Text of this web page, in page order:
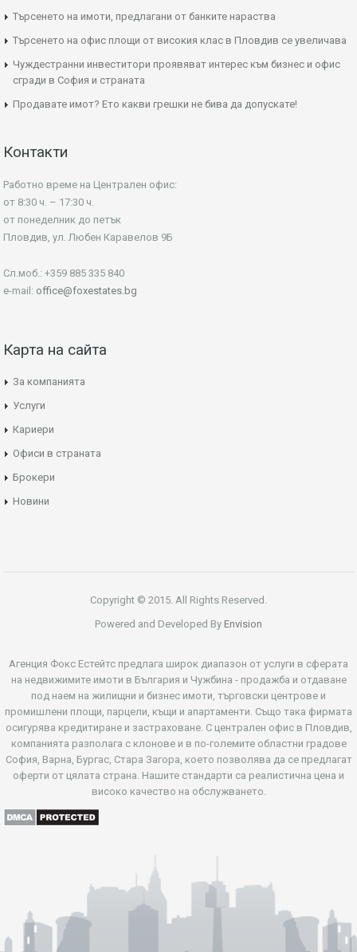
Търсенето на имоти, предлагани от банките нараства
Търсенето на офис площи от високия клас в Пловдив се увеличава
Чуждестранни инвеститори проявяват интерес към бизнес и офис
сгради в София и страната
Продавате имот? Ето какви грешки не бива да допускате!
Контакти
Работно време на Централен офис:
от 8:30 ч. – 17:30 ч.
от понеделник до петък
Пловдив, ул. Любен Каравелов 9Б
Сл.моб.: +359 885 335 840
e-mail: office@foxestates.bg
Карта на сайта
За компанията
Услуги
Кариери
Офиси в страната
Брокери
Новини
Copyright © 2015. All Rights Reserved.
Powered and Developed By Envision
Агенция Фокс Естейтс предлага широк диапазон от услуги в сферата
на недвижимите имоти в България и Чужбина - продажба и отдаване
под наем на жилищни и бизнес имоти, търговски центрове и
промишлени площи, парцели, къщи и апартаменти. Също така фирмата
осигурява кредитиране и застраховане. С централен офис в Пловдив,
компанията разполага с клонове и в по-големите областни градове
София, Варна, Бургас, Стара Загора, което позволява да се предлагат
оферти от цялата страна. Нашите стандарти са реалистична цена и
високо качество на обслужването.